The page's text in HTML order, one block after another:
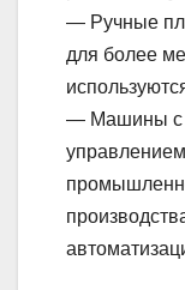
— Ручные
для более
— Машины с